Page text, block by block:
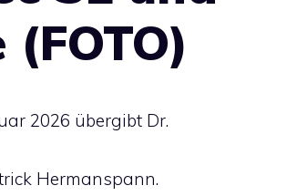
2026 übergibt Dr.
Hermanspann.